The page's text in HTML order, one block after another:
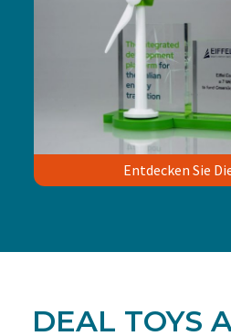
Entdecken Sie
DEAL TOYS